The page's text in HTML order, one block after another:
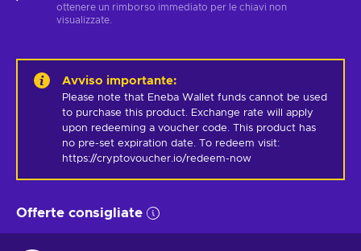
ottenere un rimborso immediato per le chiavi non
visualizzate.
Avviso importante:
Please note that Eneba Wallet funds cannot be used
to purchase this product. Exchange rate will apply
upon redeeming a voucher code. This product has
no pre-set expiration date. To redeem visit:
https://cryptovoucher.io/redeem-now
Offerte consigliate